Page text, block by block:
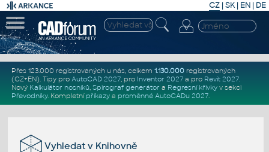
CZ | SK| EN | DE
Přes 123.000 registrovaných u nás, celkem 1.130.000registrovaných
(CZ+EN). Tipy pro AutoCAD 2027, pro Inventor 2027a pro Revit 2027.
Nový Kalkulátor nosníků, Spirograf generátor a Regresní křivkyv sekci
Převodníky. Kompletní příkazya proměnné AutoCADu 2027.
Vyhledat v Knihovně